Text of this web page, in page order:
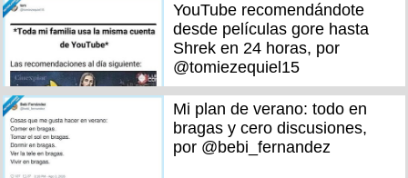
YouTube recomendándote
desde películas gore hasta
Shrek en 24 horas, por
@tomiezequiel15
Mi plan de verano: todo en
bragas y cero discusiones,
por @bebi_fernandez